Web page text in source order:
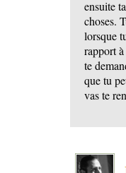
ensuite
choses.
lorsque
rapport
te
que tu
vas te